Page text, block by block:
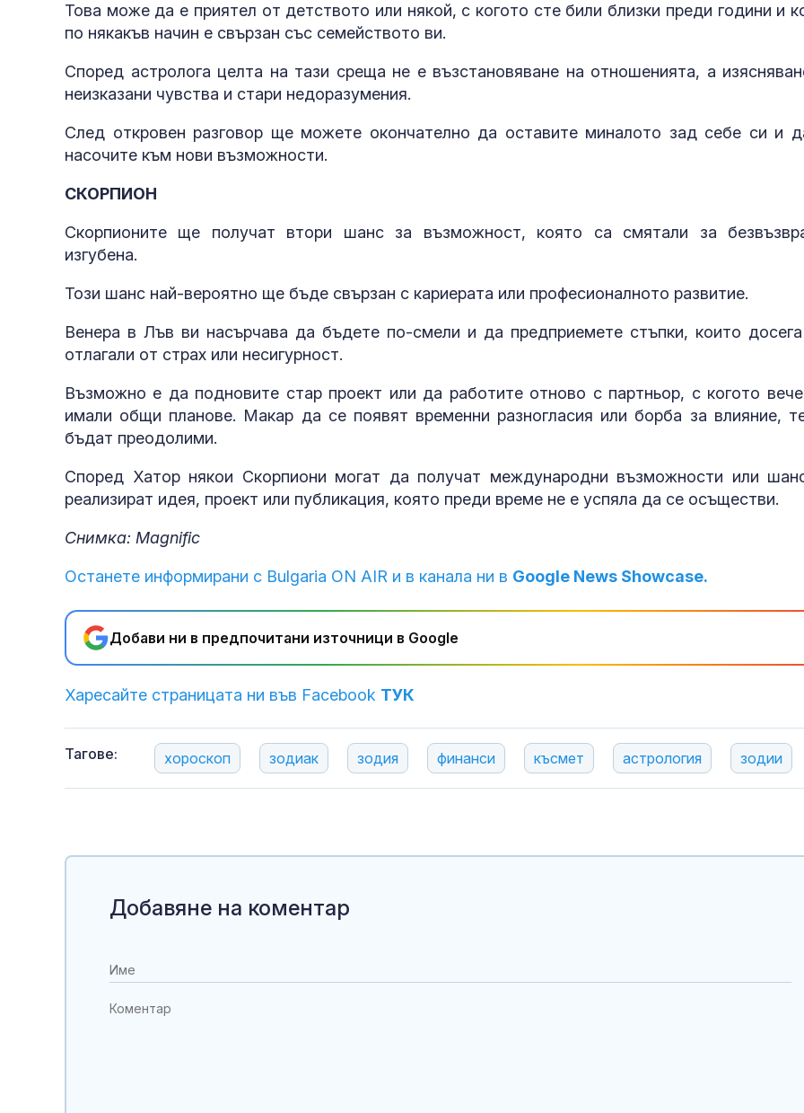
Това може да е приятел от детството или някой, с когото сте били близки преди години и
по някакъв начин е свързан със семейството ви.
Според астролога целта на тази среща не е възстановяване на отношенията, а
неизказани чувства и стари недоразумения.
След откровен разговор ще можете окончателно да оставите миналото зад себе си и
насочите към нови възможности.
СКОРПИОН
Скорпионите ще получат втори шанс за възможност, която са смятали за
изгубена.
Този шанс най-вероятно ще бъде свързан с кариерата или професионалното развитие.
Венера в Лъв ви насърчава да бъдете по-смели и да предприемете стъпки, които
отлагали от страх или несигурност.
Възможно е да подновите стар проект или да работите отново с партньор, с когото
имали общи планове. Макар да се появят временни разногласия или борба за влияние,
бъдат преодолими.
Според Хатор някои Скорпиони могат да получат международни възможности или
реализират идея, проект или публикация, която преди време не е успяла да се осъществи.
Снимка: Magnific
Останете информирани с Bulgaria ON AIR и в канала ни в Google News Showcase.
Добави ни в предпочитани източници в Google
Харесайте страницата ни във Facebook ТУК
Тагове: хороскоп зодиак зодия финанси късмет астрология зодии
Добавяне на коментар